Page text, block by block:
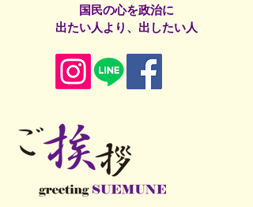
国民の心を政治に
出たい人より、出したい人